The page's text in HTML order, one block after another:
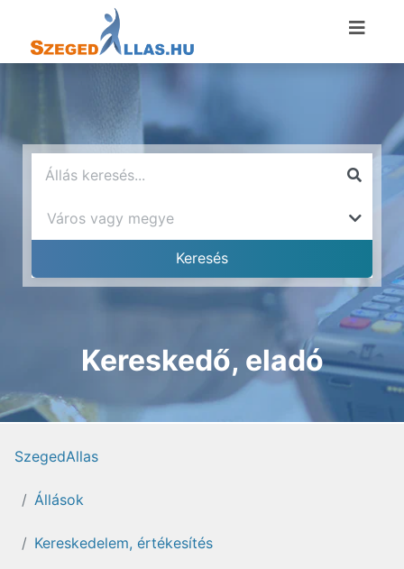
Kereskedő, eladó
SzegedAllas
Állások
Kereskedelem, értékesítés